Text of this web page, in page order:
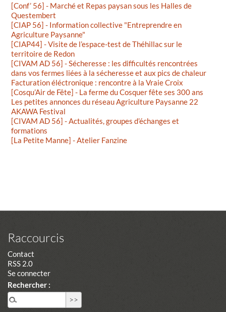
[Conf’ 56] - Marché et Repas paysan sous les Halles de
Questembert
[CIAP 56] - Information collective "Entreprendre en
Agriculture Paysanne"
[CIAP44] - Visite de l’espace-test de Théhillac sur le
territoire de Redon
[CIVAM AD 56] - Sécheresse : les difficultés rencontrées
dans vos fermes liées à la sécheresse et aux pics de chaleur
Facturation éléctronique : rencontre à la Vraie Croix
[Cosqu’Air de Fête] - La ferme du Cosquer fête ses 300 ans
Les petites annonces du réseau Agriculture Paysanne 22
AKAWA Festival
[CIVAM AD 56] - Actualités, groupes d’échanges et
formations
[La Petite Manne] - Atelier Fanzine
Raccourcis
Contact
RSS 2.0
Se connecter
Rechercher :